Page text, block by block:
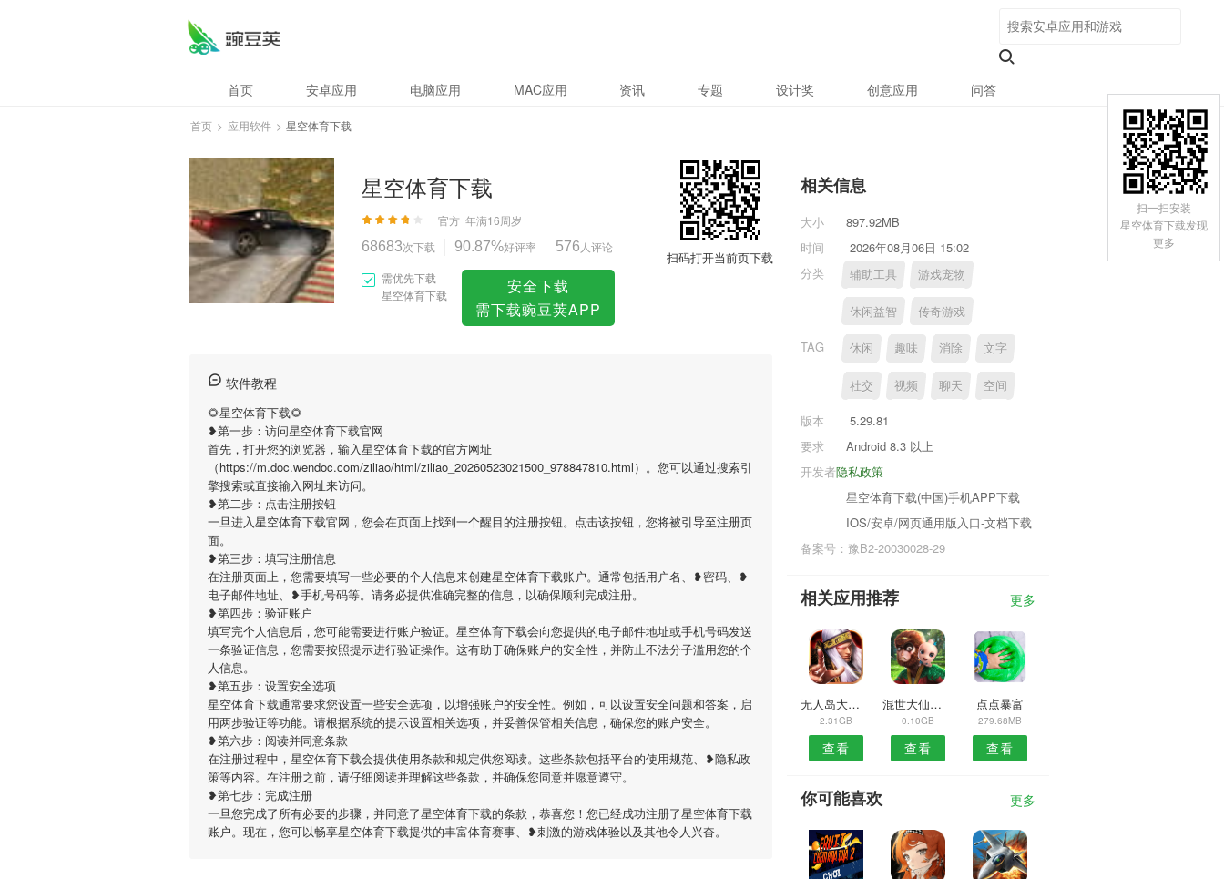
首页 安卓应用 电脑应用 MAC应用 资讯 专题 设计奖 创意应用 问答
首页 > 应用软件 > 星空体育下载
星空体育下载
官方 年满16周岁
68683次下载 90.87%好评率 576 人评论
需优先下载
星空体育下载
安全下载
需下载豌豆荚APP
扫码打开当前页下载
软件教程
🌻星空体育下载🌻
❥第一步：访问星空体育下载官网
首先，打开您的浏览器，输入星空体育下载的官方网址
（https://m.doc.wendoc.com/ziliao/html/ziliao_20260523021500_978847810.html）。您可以通过搜索引
擎搜索或直接输入网址来访问。
❥第二步：点击注册按钮
一旦进入星空体育下载官网，您会在页面上找到一个醒目的注册按钮。点击该按钮，您将被引导至注册页
面。
❥第三步：填写注册信息
在注册页面上，您需要填写一些必要的个人信息来创建星空体育下载账户。通常包括用户名、❥密码、❥
电子邮件地址、❥手机号码等。请务必提供准确完整的信息，以确保顺利完成注册。
❥第四步：验证账户
填写完个人信息后，您可能需要进行账户验证。星空体育下载会向您提供的电子邮件地址或手机号码发送
一条验证信息，您需要按照提示进行验证操作。这有助于确保账户的安全性，并防止不法分子滥用您的个
人信息。
❥第五步：设置安全选项
星空体育下载通常要求您设置一些安全选项，以增强账户的安全性。例如，可以设置安全问题和答案，启
用两步验证等功能。请根据系统的提示设置相关选项，并妥善保管相关信息，确保您的账户安全。
❥第六步：阅读并同意条款
在注册过程中，星空体育下载会提供使用条款和规定供您阅读。这些条款包括平台的使用规范、❥隐私政
策等内容。在注册之前，请仔细阅读并理解这些条款，并确保您同意并愿意遵守。
❥第七步：完成注册
一旦您完成了所有必要的步骤，并同意了星空体育下载的条款，恭喜您！您已经成功注册了星空体育下载
账户。现在，您可以畅享星空体育下载提供的丰富体育赛事、❥刺激的游戏体验以及其他令人兴奋。
相关信息
大小
897.92MB
时间
2026年08月06日 15:02
分类
辅助工具 游戏宠物
休闲益智 传奇游戏
TAG 休闲 趣味 消除 文字
社交 视频 聊天 空间
版本
5.29.81
要求
Android 8.3 以上
隐私政策
开发者
星空体育下载(中国)手机APP下载
IOS/安卓/网页通用版入口-文档下载
备案号：豫B2-20030028-29
相关应用推荐 更多
无人岛大冒险
2.31GB
查看
混世大仙游戏
0.10GB
查看
点点暴富
279.68MB
查看
你可能喜欢 更多
扫一扫安装
星空体育下载发现
更多